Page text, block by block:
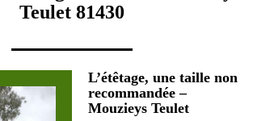
Teulet 81430
L’étêtage, une taille non
recommandée –
Mouzieys Teulet